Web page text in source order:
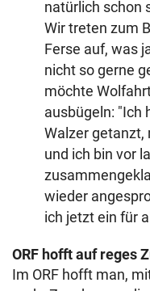
natürlich schon
Wir treten zum
Ferse auf, was
nicht so gerne
möchte
ausbügeln: "Ich
Walzer getanzt,
und ich bin vor
wieder
ich jetzt ein für
ORF hofft auf reges
Im ORF hofft man,